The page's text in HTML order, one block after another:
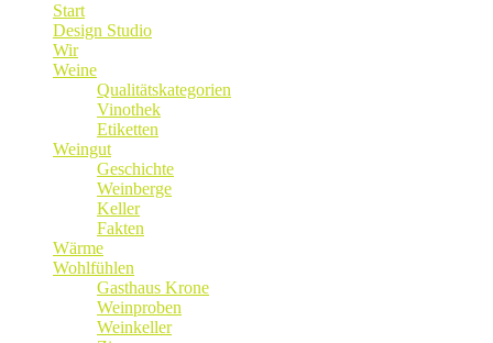
Start
Design Studio
Wir
Weine
Qualitätskategorien
Vinothek
Etiketten
Weingut
Geschichte
Weinberge
Keller
Fakten
Wärme
Wohlfühlen
Gasthaus Krone
Weinproben
Weinkeller